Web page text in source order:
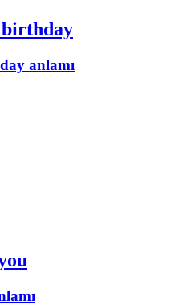
anlamı